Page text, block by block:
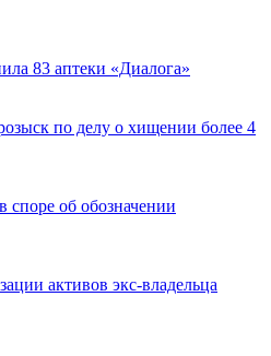
83 аптеки «Диалога»
по делу о хищении более 4
об обозначении
активов экс-владельца